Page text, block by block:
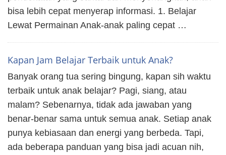
bisa lebih cepat menyerap informasi. 1. Belajar
Lewat Permainan Anak-anak paling cepat …
Kapan Jam Belajar Terbaik untuk Anak?
Banyak orang tua sering bingung, kapan sih waktu
terbaik untuk anak belajar? Pagi, siang, atau
malam? Sebenarnya, tidak ada jawaban yang
benar-benar sama untuk semua anak. Setiap anak
punya kebiasaan dan energi yang berbeda. Tapi,
ada beberapa panduan yang bisa jadi acuan nih,